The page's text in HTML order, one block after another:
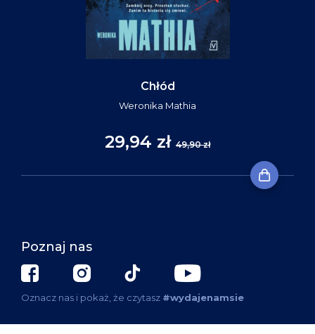
Chłód
Weronika Mathia
29,94 zł 49,90 zł
Poznaj nas
Oznacz nas i pokaż, że czytasz #wydajenamsie